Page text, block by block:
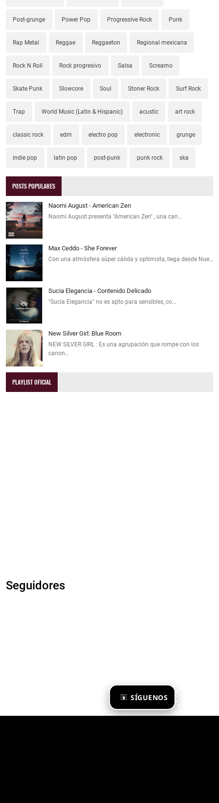
SÍGUENOS
Post-grunge Power Pop Progressive Rock Punk
Rap Metal Reggae Reggaeton Regional mexicana
Rock N Roll Rock progresivo Salsa Screamo
Skate Punk Slowcore Soul Stoner Rock Surf Rock
Trap World Music (Latin & Hispanic) acustic art rock
classic rock edm electro pop electronic grunge
indie pop latin pop post-punk punk rock ska
POSTS POPULARES
Naomi August - American Zen
Naomi August presenta "American Zen" , una can…
Max Ceddo - She Forever
Con una atmósfera súper cálida y optimista, llega desde Nue…
Sucia Elegancia - Contenido Delicado
"Sucia Elegancia" no es apto para sensibles, co…
New Silver Girl: Blue Room
NEW SILVER GIRL : Es una agrupación que rompe con los
canon…
PLAYLIST OFICIAL
Seguidores